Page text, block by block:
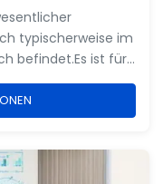
typischerweise im
befindet.Es ist für
zuständig
für den
Glasfaserke...